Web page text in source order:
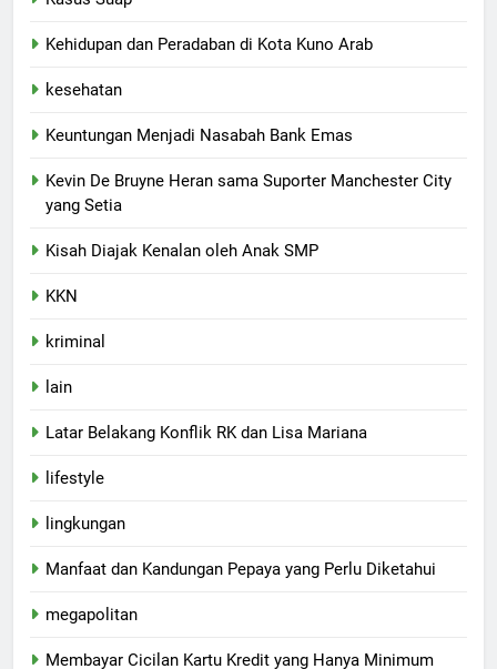
Kehidupan dan Peradaban di Kota Kuno Arab
kesehatan
Keuntungan Menjadi Nasabah Bank Emas
Kevin De Bruyne Heran sama Suporter Manchester City
yang Setia
Kisah Diajak Kenalan oleh Anak SMP
KKN
kriminal
lain
Latar Belakang Konflik RK dan Lisa Mariana
lifestyle
lingkungan
Manfaat dan Kandungan Pepaya yang Perlu Diketahui
megapolitan
Membayar Cicilan Kartu Kredit yang Hanya Minimum